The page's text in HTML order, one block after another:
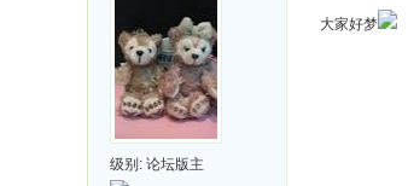
级别: 论坛版主
大家好梦